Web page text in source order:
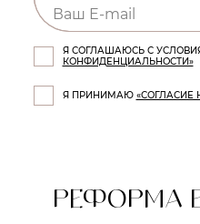
Я СОГЛАШАЮСЬ С
КОНФИДЕНЦИАЛЬНОСТИ»
Я ПРИНИМАЮ «СОГЛАСИЕ
РЕФОРМА